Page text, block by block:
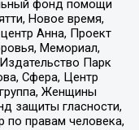
фонд помощи
Новое время,
Анна, Проект
Мемориал,
Парк
Сфера, Центр
Женщины
защиты гласности,
по правам человека,